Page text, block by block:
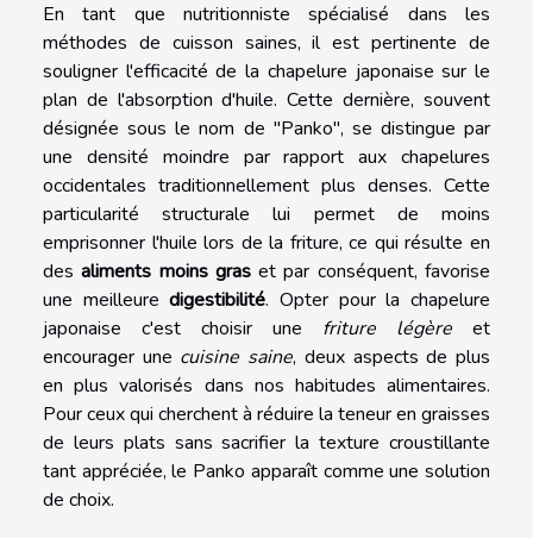
En tant que nutritionniste spécialisé dans les
méthodes de cuisson saines, il est pertinente de
souligner l'efficacité de la chapelure japonaise sur le
plan de l'absorption d'huile. Cette dernière, souvent
désignée sous le nom de "Panko", se distingue par
une densité moindre par rapport aux chapelures
occidentales traditionnellement plus denses. Cette
particularité structurale lui permet de moins
emprisonner l'huile lors de la friture, ce qui résulte en
desaliments moins graset par conséquent, favorise
une meilleuredigestibilité. Opter pour la chapelure
japonaise c'est choisir une friture légère et
encourager une cuisine saine, deux aspects de plus
en plus valorisés dans nos habitudes alimentaires.
Pour ceux qui cherchent à réduire la teneur en graisses
de leurs plats sans sacrifier la texture croustillante
tant appréciée, le Panko apparaît comme une solution
de choix.